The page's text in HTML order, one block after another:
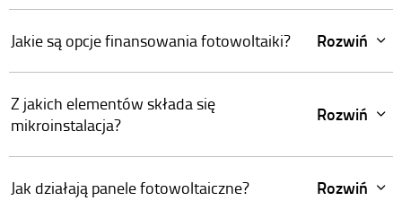
Jakie są opcje finansowania fotowoltaiki? Rozwiń
Z jakich elementów składa się
mikroinstalacja?
Rozwiń
Jak działają panele fotowoltaiczne? Rozwiń